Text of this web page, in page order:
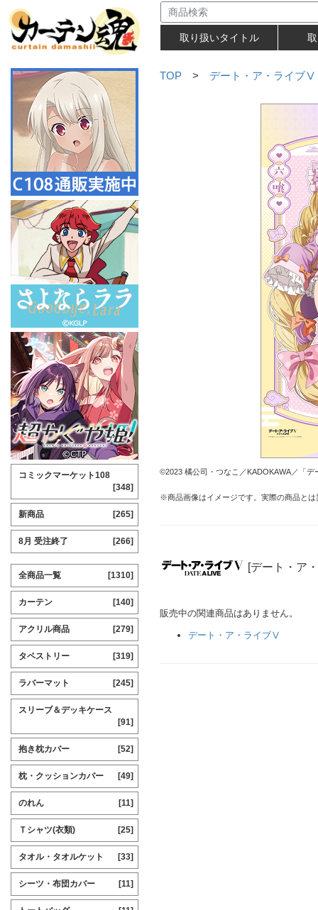
取り扱いタイトル
TOP > デート・ア・ライブⅤ
©2023 橘公司・つなこ／KADOKAWA／「
※商品画像はイメージです。実際の商品と
[デート・ア
販売中の関連商品はありません。
デート・ア・ライブⅤ
コミックマーケット108
[348]
新商品 [265]
8月 受注終了 [266]
全商品一覧 [1310]
カーテン [140]
アクリル商品 [279]
タペストリー [319]
ラバーマット [245]
スリーブ＆デッキケース
[91]
抱き枕カバー [52]
枕・クッションカバー [49]
のれん [11]
Ｔシャツ(衣類) [25]
タオル・タオルケット [33]
シーツ・布団カバー [11]